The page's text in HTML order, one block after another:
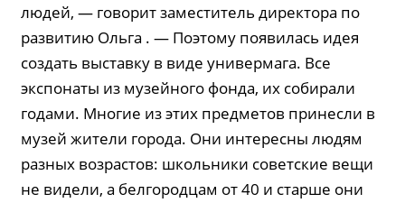
людей, — говорит заместитель директора по
развитию Ольга . — Поэтому появилась идея
создать выставку в виде универмага. Все
экспонаты из музейного фонда, их собирали
годами. Многие из этих предметов принесли в
музей жители города. Они интересны людям
разных возрастов: школьники советские вещи
не видели, а белгородцам от 40 и старше они